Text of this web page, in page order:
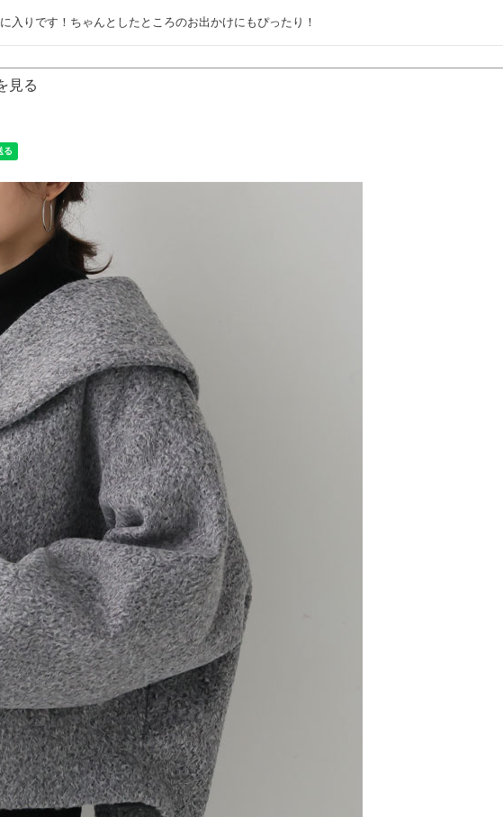
入りです！ちゃんとしたところのお出かけにもぴったり！
見る